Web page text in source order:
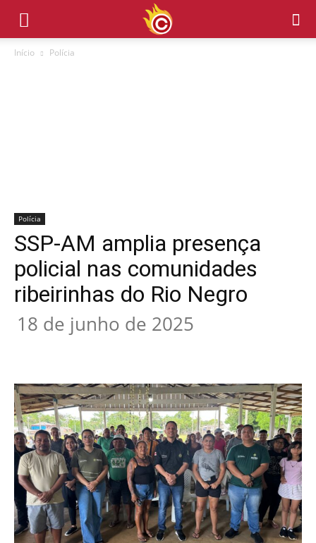
Início Polícia
Polícia
SSP-AM amplia presença
policial nas comunidades
ribeirinhas do Rio Negro
18 de junho de 2025